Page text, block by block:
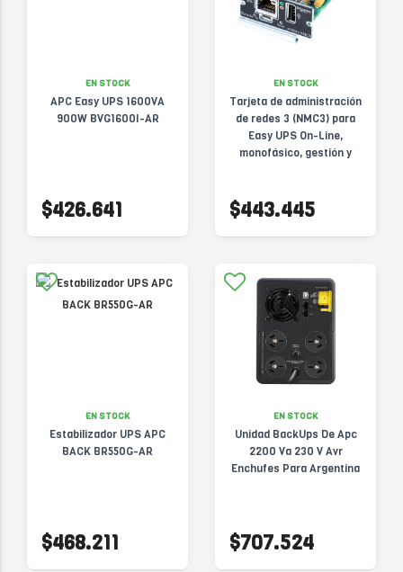
EN STOCK
APC Easy UPS 1600VA
900W BVG1600I-AR
$426.641
EN STOCK
Tarjeta de administración
de redes 3 (NMC3) para
Easy UPS On-Line,
monofásico, gestión y
$443.445
EN STOCK
Estabilizador UPS APC
BACK BR550G-AR
$468.211
EN STOCK
Unidad BackUps De Apc
2200 Va 230 V Avr
Enchufes Para Argentina
$707.524